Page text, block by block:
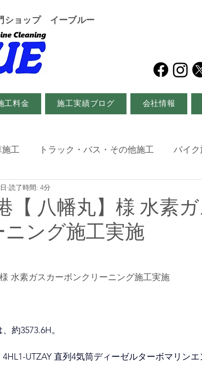
ショップ イーブルー
工料金 施工実績ブログ 会社情報
工 トラック・バス・その他施工 バイク
【 八幡丸】様 水素
ング施工実施
読了時間: 4分
水素ガスカーボンクリーニング施工実施
約3573.6H。
4HL1-UTZAY 直列4気筒ディーゼルターボマリンエ